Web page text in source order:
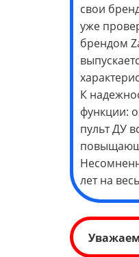
свои
уже
брендом
К
функции:
пульт ДУ
лет на